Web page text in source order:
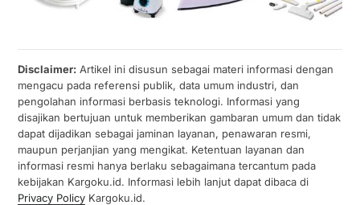
Disclaimer:Artikel ini disusun sebagai materi informasi dengan
mengacu pada referensi publik, data umum industri, dan
pengolahan informasi berbasis teknologi. Informasi yang
disajikan bertujuan untuk memberikan gambaran umum dan tidak
dapat dijadikan sebagai jaminan layanan, penawaran resmi,
maupun perjanjian yang mengikat. Ketentuan layanan dan
informasi resmi hanya berlaku sebagaimana tercantum pada
kebijakan Kargoku.id. Informasi lebih lanjut dapat dibaca di
Privacy PolicyKargoku.id.